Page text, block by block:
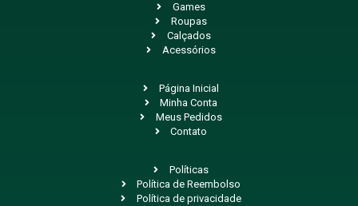
Games
Roupas
Calçados
Acessórios
Página Inicial
Minha Conta
Meus Pedidos
Contato
Políticas
Política de Reembolso
Política de privacidade